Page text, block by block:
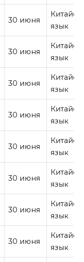
30 июня
язык
30 июня
язык
30 июня
язык
30 июня
язык
30 июня
язык
30 июня
язык
30 июня
язык
30 июня
язык